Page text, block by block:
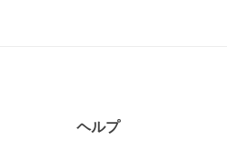
ヘルプ